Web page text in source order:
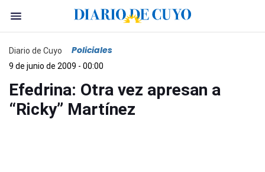
Diario de Cuyo Policiales
9 de junio de 2009 - 00:00
Efedrina: Otra vez apresan a
“Ricky” Martínez